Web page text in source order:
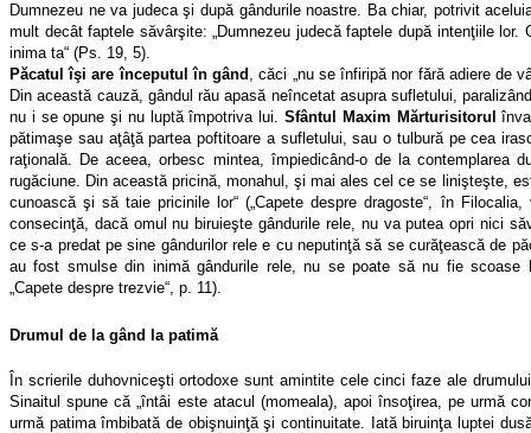
Dumnezeu ne va judeca şi după gândurile noastre. Ba chiar, potrivit
mult decât faptele săvârşite: „Dumnezeu judecă faptele după intenţiile
inima ta“ (Ps. 19, 5).
Păcatul îşi are începutul în gând , căci „nu se înfiripă nor fără adiere de
Din această cauză, gândul rău apasă neîncetat asupra sufletului,
nu i se opune şi nu luptă împotriva lui. Sfântul Maxim Mărturisitorul
pătimaşe sau aţâţă partea poftitoare a sufletului, sau o tulbură pe cea
raţională. De aceea, orbesc mintea, împiedicând-o de la contemplarea
rugăciune. Din această pricină, monahul, şi mai ales cel ce se linişteşte,
cunoască şi să taie pricinile lor“ („Capete despre dragoste“, în
consecinţă, dacă omul nu biruieşte gândurile rele, nu va putea opri nici
ce s-a predat pe sine gândurilor rele e cu neputinţă să se curăţească de
au fost smulse din inimă gândurile rele, nu se poate să nu fie scoase
„Capete despre trezvie“, p. 11).
Drumul de la gând la patimă
În scrierile duhovniceşti ortodoxe sunt amintite cele cinci faze ale
Sinaitul spune că „întâi este atacul (momeala), apoi însoţirea, pe urmă
urmă patima îmbibată de obişnuinţă şi continuitate. Iată biruinţa luptei